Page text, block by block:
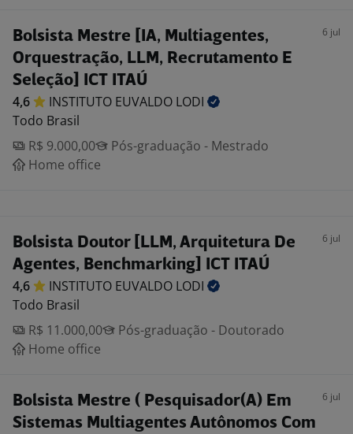
Bolsista Mestre [IA, Multiagentes,
Orquestração, LLM, Recrutamento E
Seleção] ICT ITAÚ
6 jul
4,6 INSTITUTO EUVALDO LODI
Todo Brasil
R$ 9.000,00
Pós-graduação - Mestrado
Home office
Bolsista Doutor [LLM, Arquitetura De
Agentes, Benchmarking] ICT ITAÚ
6 jul
4,6 INSTITUTO EUVALDO LODI
Todo Brasil
R$ 11.000,00
Pós-graduação - Doutorado
Home office
Bolsista Mestre ( Pesquisador(A) Em
Sistemas Multiagentes Autônomos Com
6 jul